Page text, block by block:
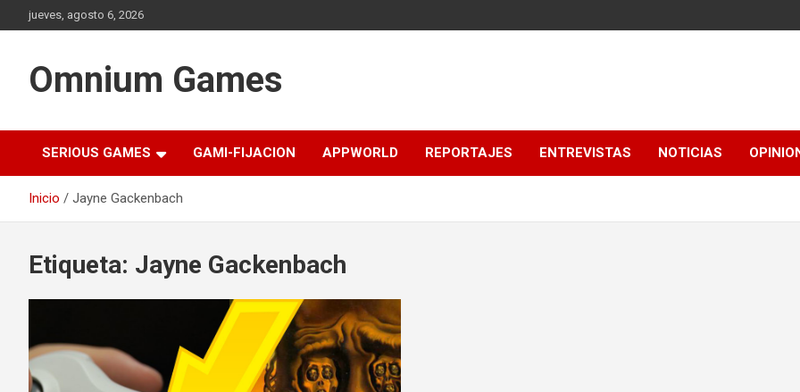
Saltar
al
jueves, agosto 6, 2026
Omnium Games
SERIOUS GAMES GAMI-FIJACION APPWORLD REPORTAJES ENTREVISTAS NOTICIAS
Inicio Jayne Gackenbach
Etiqueta: Jayne Gackenbach